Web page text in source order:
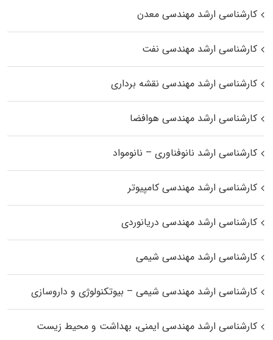
کارشناسی ارشد مهندسی معدن
کارشناسی ارشد مهندسی نفت
کارشناسی ارشد مهندسی نقشه برداری
کارشناسی ارشد مهندسی هوافضا
کارشناسی ارشد نانوفناوری – نانومواد
کارشناسی ارشد مهندسی کامپیوتر
کارشناسی ارشد مهندسی دریانوردی
کارشناسی ارشد مهندسی شیمی
کارشناسی ارشد مهندسی شیمی – بیوتکنولوژی و داروسازی
کارشناسی ارشد مهندسی ایمنی، بهداشت و محیط زیست